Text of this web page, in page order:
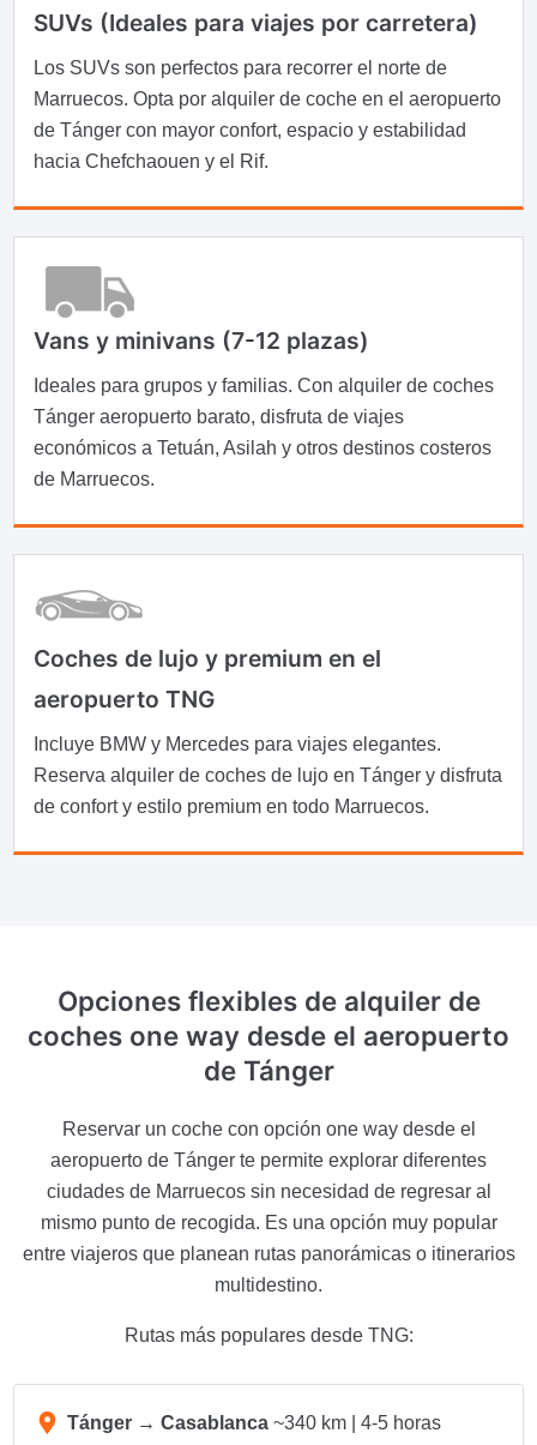
SUVs (Ideales para viajes por carretera)
Los SUVs son perfectos para recorrer el norte de
Marruecos. Opta por alquiler de coche en el aeropuerto
de Tánger con mayor confort, espacio y estabilidad
hacia Chefchaouen y el Rif.
Vans y minivans (7-12 plazas)
Ideales para grupos y familias. Con alquiler de coches
Tánger aeropuerto barato, disfruta de viajes
económicos a Tetuán, Asilah y otros destinos costeros
de Marruecos.
Coches de lujo y premium en el
aeropuerto TNG
Incluye BMW y Mercedes para viajes elegantes.
Reserva alquiler de coches de lujo en Tánger y disfruta
de confort y estilo premium en todo Marruecos.
Opciones flexibles de alquiler de
coches one way desde el aeropuerto
de Tánger
Reservar un coche con opción one way desde el
aeropuerto de Tánger te permite explorar diferentes
ciudades de Marruecos sin necesidad de regresar al
mismo punto de recogida. Es una opción muy popular
entre viajeros que planean rutas panorámicas o itinerarios
multidestino.
Rutas más populares desde TNG:
Tánger → Casablanca ~340 km | 4-5 horas